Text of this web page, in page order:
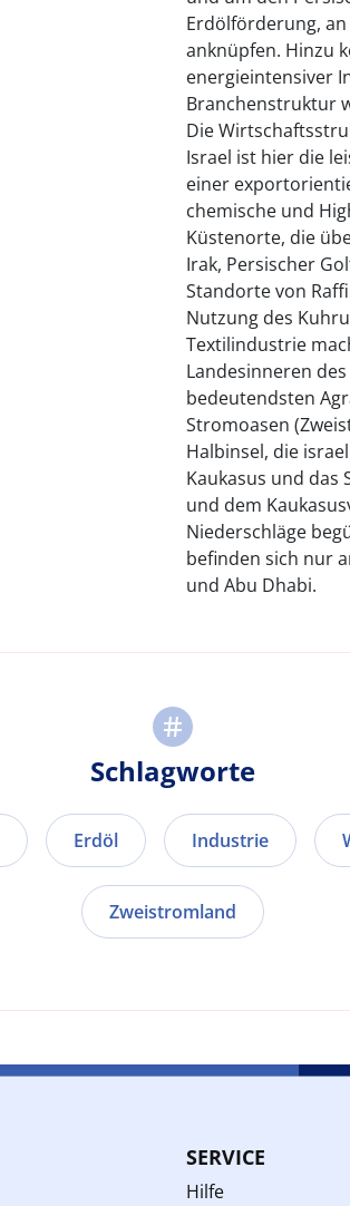
Erdölförderung,
anknüpfen. Hinzu
energieintensiver
Branchenstruktur
Die
Israel ist hier die
einer
chemische und
Küstenorte, die
Irak, Persischer
Standorte von
Nutzung des
Textilindustrie
Landesinneren
bedeutendsten
Stromoasen
Halbinsel, die
Kaukasus und das
und dem
Niederschläge
befinden sich nur
und Abu Dhabi.
Schlagworte
Erdöl Industrie
Zweistromland
SERVICE
Hilfe